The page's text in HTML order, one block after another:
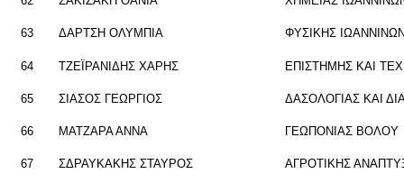
63 ΔΑΡ­ΤΣΗ ΟΛΥ­ΜΠΙΑ ΦΥ­ΣΙ­ΚΗΣ
64 ΤΖΕΪ­ΡΑ­ΝΙ­ΔΗΣ ΧΑΡΗΣ ΕΠΙ­ΣΤΗ­ΜΗΣ ΚΑΙ
65 ΣΙΑ­ΣΟΣ ΓΕ­ΩΡ­ΓΙΟΣ ΔΑ­ΣΟ­ΛΟ­ΓΙΑΣ ΚΑΙ
66 ΜΑ­ΤΖΑ­ΡΑ ΑΝΝΑ ΓΕ­Ω­ΠΟ­ΝΙΑΣ ΒΟΛΟΥ
67 ΣΔΡΑΥ­ΚΑ­ΚΗΣ ΣΤΑΥ­ΡΟΣ ΑΓΡΟ­ΤΙ­ΚΗΣ